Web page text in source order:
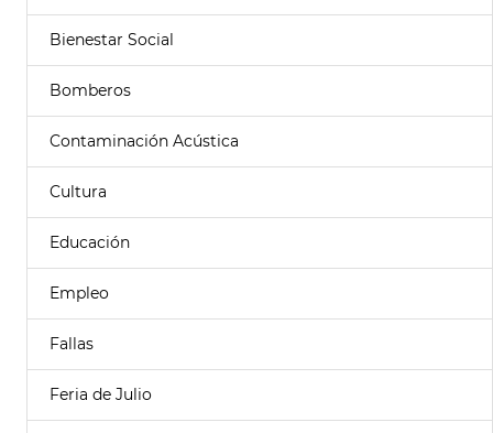
Bienestar Social
Bomberos
Contaminación Acústica
Cultura
Educación
Empleo
Fallas
Feria de Julio